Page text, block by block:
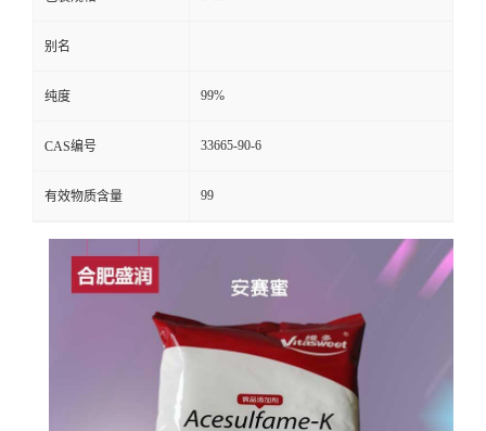
别名
纯度 99%
CAS编号 33665-90-6
有效物质含量 99